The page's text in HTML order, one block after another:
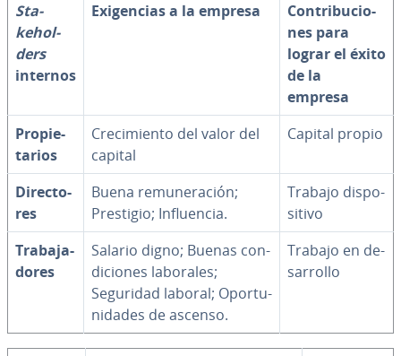
Sta­
keho­l­
de­rs
internos
Exi­ge­n­cias a la empresa
Co­n­tri­bu­cio­
nes para
lograr el éxito
de la
empresa
Pro­pie­
ta­rios
Cre­ci­mie­n­to del valor del
capital
Capital propio
Di­re­c­to­
res
Buena re­mu­ne­ra­ción;
Prestigio; In­flue­n­cia.
Trabajo di­s­po­
si­ti­vo
Tra­ba­ja­
do­res
Salario digno; Buenas co­n­
di­cio­nes laborales;
Seguridad laboral; Opo­r­tu­
ni­da­des de ascenso.
Trabajo en de­
sa­rro­llo